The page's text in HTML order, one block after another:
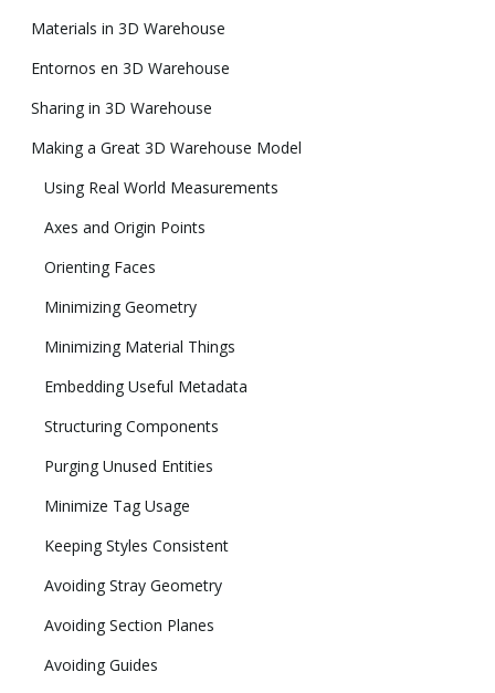
Materials in 3D Warehouse
Entornos en 3D Warehouse
Sharing in 3D Warehouse
Making a Great 3D Warehouse Model
Using Real World Measurements
Axes and Origin Points
Orienting Faces
Minimizing Geometry
Minimizing Material Things
Embedding Useful Metadata
Structuring Components
Purging Unused Entities
Minimize Tag Usage
Keeping Styles Consistent
Avoiding Stray Geometry
Avoiding Section Planes
Avoiding Guides